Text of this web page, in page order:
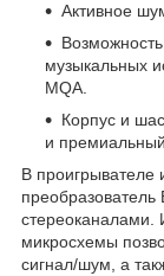
Активное
музыкальных
MQA.
Корпус и
и
В проигрывателе
стереоканалами.
микросхемы
сигнал/шум, а